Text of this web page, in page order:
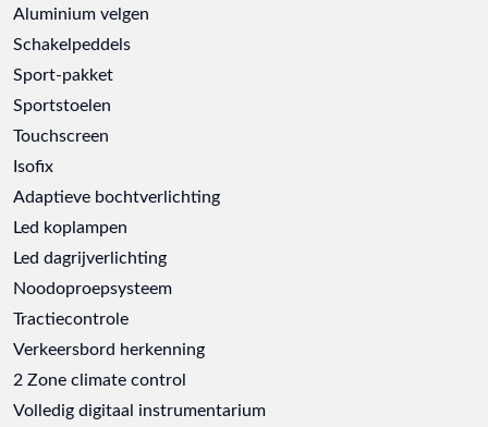
Aluminium velgen
Schakelpeddels
Sport-pakket
Sportstoelen
Touchscreen
Isofix
Adaptieve bochtverlichting
Led koplampen
Led dagrijverlichting
Noodoproepsysteem
Tractiecontrole
Verkeersbord herkenning
2 Zone climate control
Volledig digitaal instrumentarium